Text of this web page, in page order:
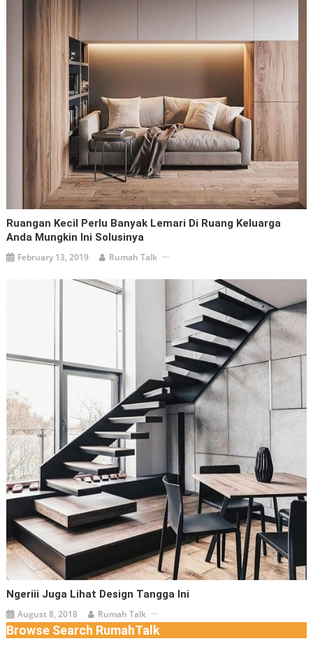
Ruangan Kecil Perlu Banyak Lemari Di Ruang Keluarga
Anda Mungkin Ini Solusinya
February 13, 2019 Rumah Talk
Ngeriii Juga Lihat Design Tangga Ini
August 8, 2018 Rumah Talk
Browse Search RumahTalk